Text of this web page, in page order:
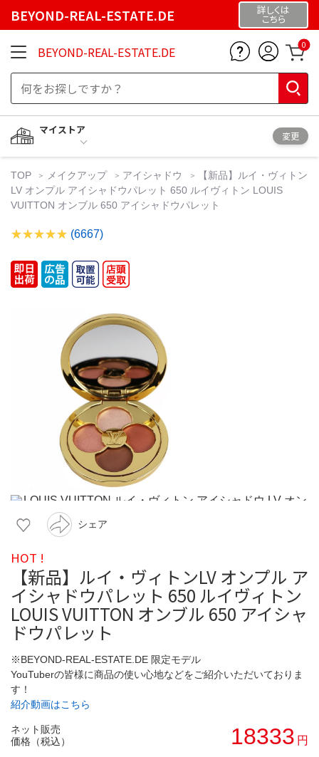
BEYOND-REAL-ESTATE.DE 詳しくは
こちら
BEYOND-REAL-ESTATE.DE 0
マイストア
変更
TOP メイクアップ アイシャドウ
【新品】ルイ・ヴィトン
LV オンプル アイシャドウパレット 650 ルイヴィトン LOUIS
VUITTON オンブル 650 アイシャドウパレット
(6667)
シェア
HOT !
【新品】ルイ・ヴィトンLV オンプル ア
イシャドウパレット 650 ルイヴィトン
LOUIS VUITTON オンブル 650 アイシャ
ドウパレット
※BEYOND-REAL-ESTATE.DE 限定モデル
YouTuberの皆様に商品の使い心地などをご紹介いただいておりま
す！
紹介動画はこちら
ネット販売
価格（税込）
18333 円